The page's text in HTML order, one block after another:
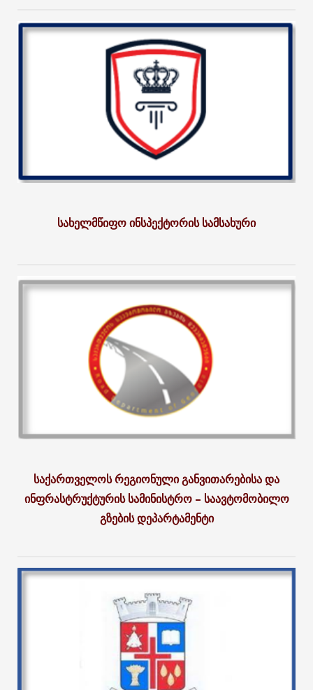
სახელმწიფო ინსპექტორის სამსახური
საქართველოს რეგიონული განვითარებისა და
ინფრასტრუქტურის სამინისტრო – საავტომობილო
გზების დეპარტამენტი